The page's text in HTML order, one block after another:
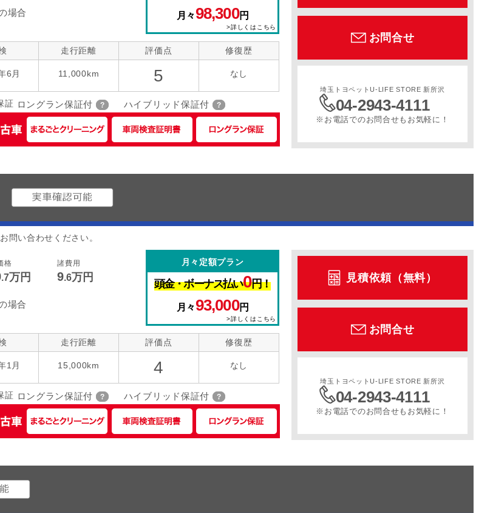
場合
月々98,300円
>詳しくはこちら
6月
走行距離
11,000km
評価点
5
修復歴
なし
証 ロングラン保証付 ハイブリッド保証付
お問合せ
埼玉トヨペットU-LIFE STORE 新所沢
04-2943-4111
※お電話でのお問合せもお気軽に！
問い合わせください。
格
.7万円
諸費用
9.6万円
場合
月々定額プラン
頭金・ボーナス払い0円！
月々93,000円
>詳しくはこちら
1月
走行距離
15,000km
評価点
4
修復歴
なし
証 ロングラン保証付 ハイブリッド保証付
見積依頼（無料）
お問合せ
埼玉トヨペットU-LIFE STORE 新所沢
04-2943-4111
※お電話でのお問合せもお気軽に！